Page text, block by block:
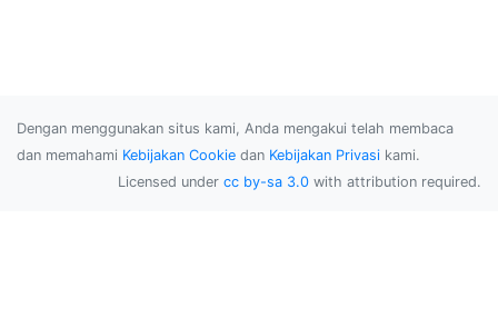
Dengan menggunakan situs kami, Anda mengakui telah membaca
dan memahami Kebijakan Cookie dan Kebijakan Privasi kami.
Licensed under cc by-sa 3.0 with attribution required.